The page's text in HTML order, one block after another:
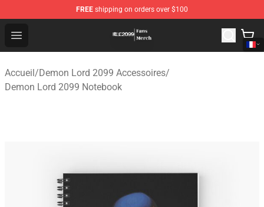
FREE shipping on orders over $100
Open menu
Demon Lord 2099 Store - Official Demon Lord 2099
Accueil/Demon Lord 2099 Accessoires/
Demon Lord 2099 Notebook